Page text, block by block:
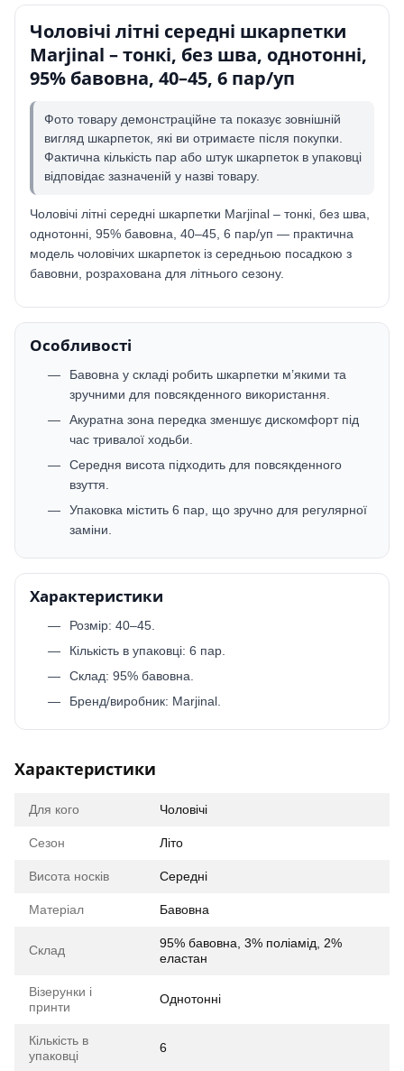
Чоловічі літні середні шкарпетки
Marjinal – тонкі, без шва, однотонні,
95% бавовна, 40–45, 6 пар/уп
Фото товару демонстраційне та показує зовнішній
вигляд шкарпеток, які ви отримаєте після покупки.
Фактична кількість пар або штук шкарпеток в упаковці
відповідає зазначеній у назві товару.
Чоловічі літні середні шкарпетки Marjinal – тонкі, без шва,
однотонні, 95% бавовна, 40–45, 6 пар/уп — практична
модель чоловічих шкарпеток із середньою посадкою з
бавовни, розрахована для літнього сезону.
Особливості
Бавовна у складі робить шкарпетки м’якими та
зручними для повсякденного використання.
Акуратна зона передка зменшує дискомфорт під
час тривалої ходьби.
Середня висота підходить для повсякденного
взуття.
Упаковка містить 6 пар, що зручно для регулярної
заміни.
Характеристики
Розмір: 40–45.
Кількість в упаковці: 6 пар.
Склад: 95% бавовна.
Бренд/виробник: Marjinal.
Характеристики
Для кого Чоловічі
Сезон Літо
Висота носків Середні
Матеріал Бавовна
Склад
95% бавовна, 3% поліамід, 2%
еластан
Візерунки і
принти
Однотонні
Кількість в
упаковці
6